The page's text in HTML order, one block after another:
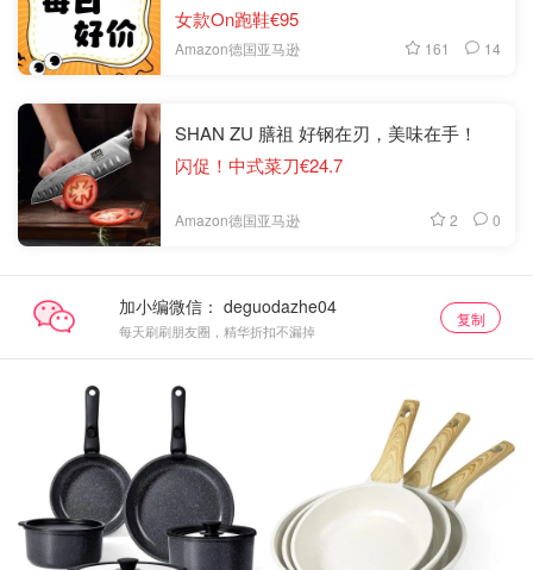
女款On跑鞋€95
Amazon德国亚马逊 161 14
SHAN ZU 膳祖 好钢在刃，美味在手！
闪促！中式菜刀€24.7
Amazon德国亚马逊 2 0
加小编微信：
每天刷刷朋友圈，精华折扣不漏掉
复制